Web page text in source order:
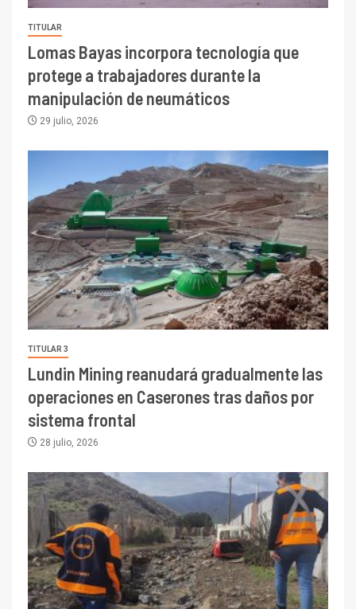
TITULAR
Lomas Bayas incorpora tecnología que
protege a trabajadores durante la
manipulación de neumáticos
29 julio, 2026
TITULAR 3
Lundin Mining reanudará gradualmente las
operaciones en Caserones tras daños por
sistema frontal
28 julio, 2026